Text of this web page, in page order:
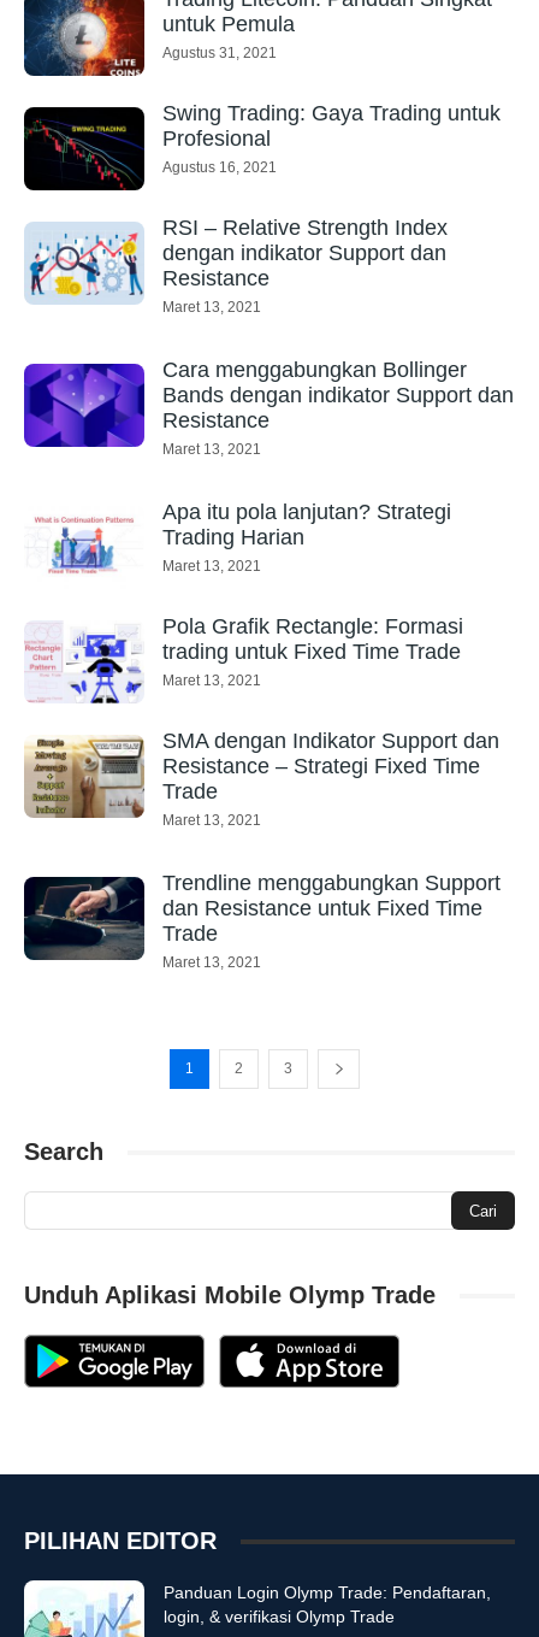
untuk Pemula
Agustus 31, 2021
Swing Trading: Gaya Trading untuk
Profesional
Agustus 16, 2021
RSI – Relative Strength Index
dengan indikator Support dan
Resistance
Maret 13, 2021
Cara menggabungkan Bollinger
Bands dengan indikator Support dan
Resistance
Maret 13, 2021
Apa itu pola lanjutan? Strategi
Trading Harian
Maret 13, 2021
Pola Grafik Rectangle: Formasi
trading untuk Fixed Time Trade
Maret 13, 2021
SMA dengan Indikator Support dan
Resistance – Strategi Fixed Time
Trade
Maret 13, 2021
Trendline menggabungkan Support
dan Resistance untuk Fixed Time
Trade
Maret 13, 2021
1 2 3
Search
Unduh Aplikasi Mobile Olymp Trade
PILIHAN EDITOR
Panduan Login Olymp Trade: Pendaftaran,
login, & verifikasi Olymp Trade